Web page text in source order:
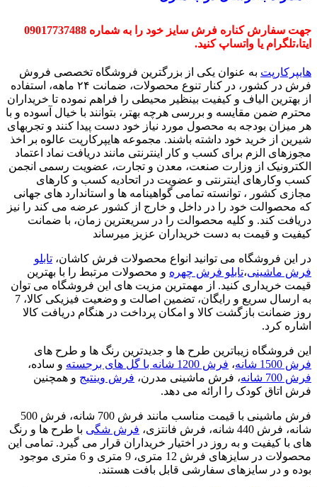
جهت سفارش کناره فرش سایز خود را به شماره 09017737488
ایتا،تلگرام یا واتساپ کنید.
هایپرکارپت به عنوان یکی از بزرگترین فروشگاه تخصصی فروش
فرش در کشور، در کنار تنوع محصولات، ضمانت ۲۴ ماهه، استفاده
از بهترین الیاف و کیفیت بینظیر محیطی را فراهم نموده تا خریداران
محترم ضمن مقایسه و بررسی هرچه بهتر، بتوانند با خیال آسوده و با
هر میزان بودجه به محصول مورد نیاز خود دست پیدا کنند و تجربهای
شیرین از خرید خود داشته باشند. مجموعه هایپرکارپت عالوه بر اخذ
مجوزهای الزم برای کسب و کار اینترنتی مانند دریافت نماد اعتماد
الکترونیک از وزارت صنعت، معدن و تجارت، عضویت رسمی انجمن
کسب وکارهای اینترنتی و عضویت در اتحادیه کسب و کارهای
مجازی کشور ، توانسته تمامی گواهینامه ها و استاندارد های جهانی
که محصوالت خود را در داخل و خارج از کشور عرضه می کند را نیز
دریافت کند. و کلیه محصوالت را در سریعترین زمان، با ضمانت
کیفیت و قیمت به دست خریداران عزیز میرساند
در این فروشگاه می توانید انواع محصولات فرش کاشان، تابلو
فرش ماشینی،تابلو فرش چهره و محصولات مرتبط را با بهترین
قیمت خریداری کنید. از مهمترین مزیت های این فروشگاه می توان
به ارسال سریع و رایگان، تضمین اصالت و وضعیت فیزیکی کالا، 7
روز ضمانت بازگشت کالا و امکان پرداخت در هنگام دریافت کالا
اشاره کرد.
این فروشگاه زیباترین طرح ها و جدیدترین رنگ ها و طرح های
فرش 1500 شانه
، فرش 1200 شانه با گل های برجسته
و ساده،
فرش 700 شانه
، فرش ماشینی مدرن، فرش وینتیج و همچنین
فرش اتاق کودک را ارائه می دهد.
فرش ماشینی با قیمت مناسب مانند فرش 700 شانه، فرش 500
شانه، فرش 440 شانه، فرش فانتزی،
فرش شگی با طرح ها و رنگ
های با کیفیت و به روز در اختیار خریداران قرار می گیرد. تمامی این
محصولات در سایزهای فرش 12 متری، 9 متری و 6 متری موجود
بوده و در سایزهای سفارشی قابل بافت هستند.